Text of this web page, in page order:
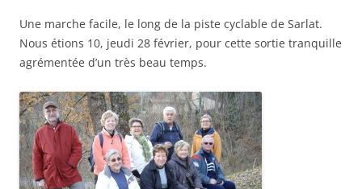
Une marche facile, le long de la piste cyclable de Sarlat.
Nous étions 10, jeudi 28 février, pour cette sortie tranquille
agrémentée d’un très beau temps.